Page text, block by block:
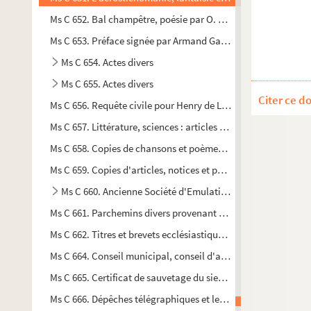
Ms C 652. Bal champêtre, poésie par O. Justice
Ms C 653. Préface signée par Armand Gasté pour les
Ms C 654. Actes divers
Ms C 655. Actes divers
Ms C 656. Requête civile pour Henry de Lhospital, comte de
Ms C 657. Littérature, sciences : articles et poésies copiés par
Ms C 658. Copies de chansons et poèmes provenant de M.
Ms C 659. Copies d'articles, notices et poésies de Charles de
Ms C 660. Ancienne Société d'Emulation de Vire
Ms C 661. Parchemins divers provenant de livres liturgiques
Ms C 662. Titres et brevets ecclésiastiques, militaires,
Ms C 664. Conseil municipal, conseil d'arrondissement, etc.
Ms C 665. Certificat de sauvetage du sieur Laumondais
Ms C 666. Dépêches télégraphiques et lettres officielles
Citer ce